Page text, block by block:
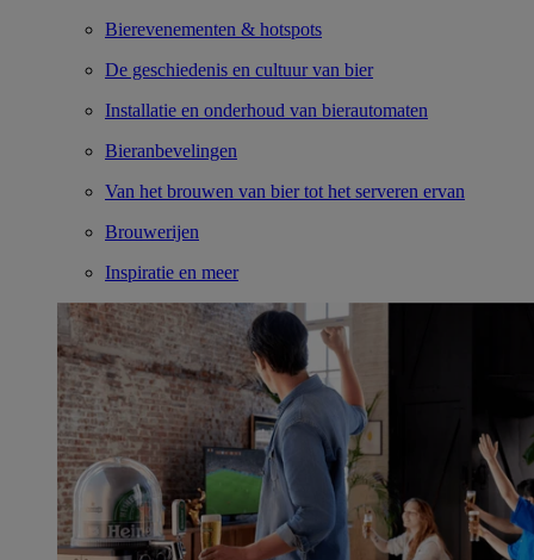
Bierevenementen & hotspots
De geschiedenis en cultuur van bier
Installatie en onderhoud van bierautomaten
Bieranbevelingen
Van het brouwen van bier tot het serveren ervan
Brouwerijen
Inspiratie en meer